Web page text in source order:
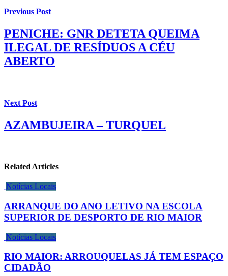
Previous Post
PENICHE: GNR DETETA QUEIMA
ILEGAL DE RESÍDUOS A CÉU
ABERTO
Next Post
AZAMBUJEIRA – TURQUEL
Related Articles
Notícias Locais
ARRANQUE DO ANO LETIVO NA ESCOLA
SUPERIOR DE DESPORTO DE RIO MAIOR
Notícias Locais
RIO MAIOR: ARROUQUELAS JÁ TEM ESPAÇO
CIDADÃO